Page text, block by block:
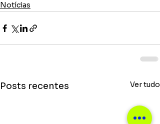
Notícias
Posts recentes Ver tudo